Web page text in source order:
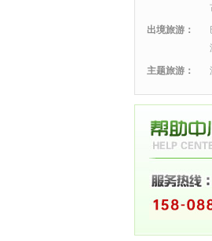
出境旅游：
主题旅游：